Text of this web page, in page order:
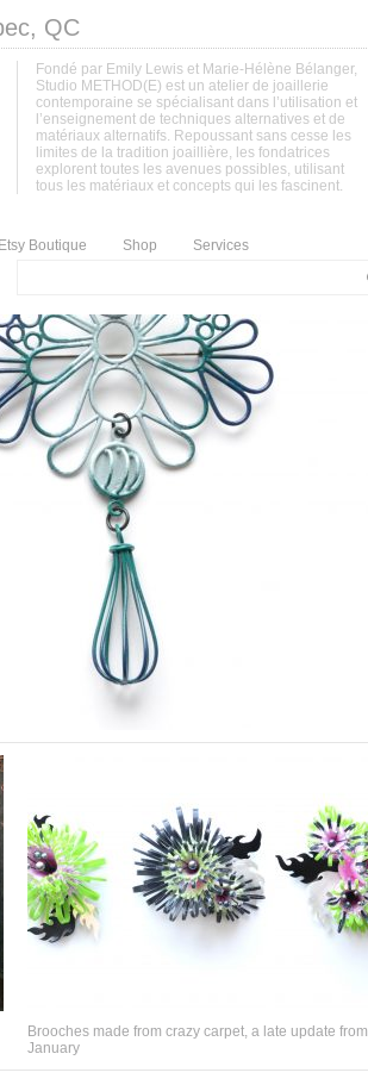
QC
Fondé par Emily Lewis et Marie-Hélène Bélanger,
Studio METHOD(E) est un atelier de joaillerie
contemporaine se spécialisant dans l’utilisation et
l’enseignement de techniques alternatives et de
matériaux alternatifs. Repoussant sans cesse les
limites de la tradition joaillière, les fondatrices
explorent toutes les avenues possibles, utilisant
tous les matériaux et concepts qui les fascinent.
Etsy Boutique Shop Services
Brooches made from crazy carpet, a late update from
January